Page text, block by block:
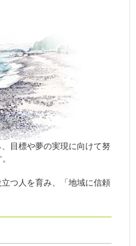
目標や夢の実現に向けて努
つ人を育み、「地域に信頼